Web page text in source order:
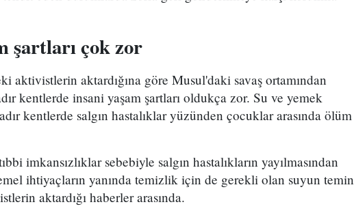
şartları çok zor
aktivistlerin aktardığına göre Musul'daki savaş ortamından
kentlerde insani yaşam şartları oldukça zor. Su ve yemek
kentlerde salgın hastalıklar yüzünden çocuklar arasında ölüm
imkansızlıklar sebebiyle salgın hastalıkların yayılmasından
ihtiyaçların yanında temizlik için de gerekli olan suyun temin
aktardığı haberler arasında.